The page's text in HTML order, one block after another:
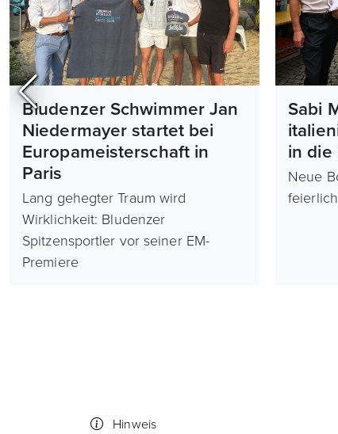
Bludenzer Schwimmer Jan
Niedermayer startet bei
Europameisterschaft in
Paris
Lang gehegter Traum wird
Wirklichkeit: Bludenzer
Spitzensportler vor seiner EM-
Premiere
Sabi
in die
Neue
Hinweis